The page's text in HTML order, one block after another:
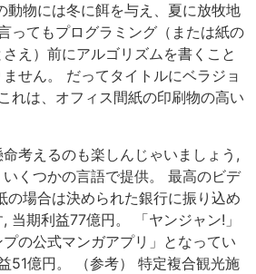
動物には冬に餌を与え、夏に放牧地
ってもプログラミング（または紙の
え）前にアルゴリズムを書くこと
せん。 だってタイトルにベラジョ
れは、オフィス間紙の印刷物の高い
考えるのも楽しんじゃいましょう,
くつかの言語で提供。 最高のビデ
の場合は決められた銀行に振り込め
当期利益77億円。 「ヤンジャン!」
の公式マンガアプリ」となってい
51億円。 （参考） 特定複合観光施